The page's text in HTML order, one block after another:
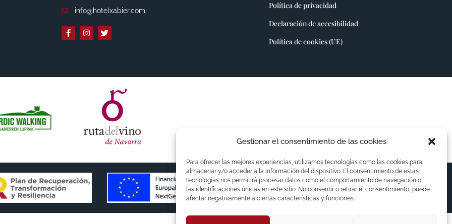
Gestionar el consentimiento de las cookies
Para ofrecer las mejores experiencias, utilizamos tecnologías como las cookies para
almacenar y/o acceder a la información del dispositivo. El consentimiento de estas
tecnologías nos permitirá procesar datos como el comportamiento de navegación o
las identificaciones únicas en este sitio. No consentir o retirar el consentimiento, puede
afectar negativamente a ciertas características y funciones.
info@hotelxabier.com
Política de privacidad
Declaración de accesibilidad
Política de cookies (UE)